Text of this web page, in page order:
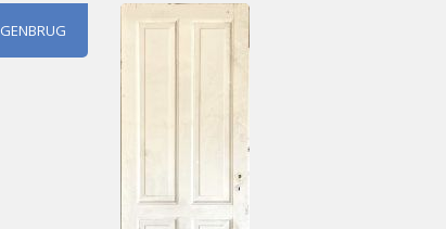
GENBRUG